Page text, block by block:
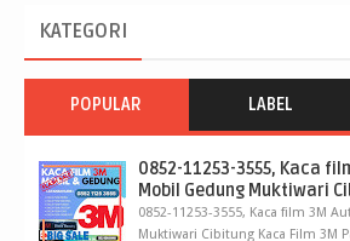
KATEGORI
POPULAR LABEL
0852-11253-3555, Kaca
Mobil Gedung Muktiwari
0852-11253-3555, Kaca film 3M
Muktiwari Cibitung Kaca Film 3M